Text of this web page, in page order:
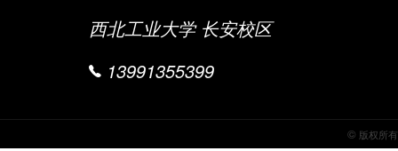
西北工业大学 长安校区
13991355399
© 版权所